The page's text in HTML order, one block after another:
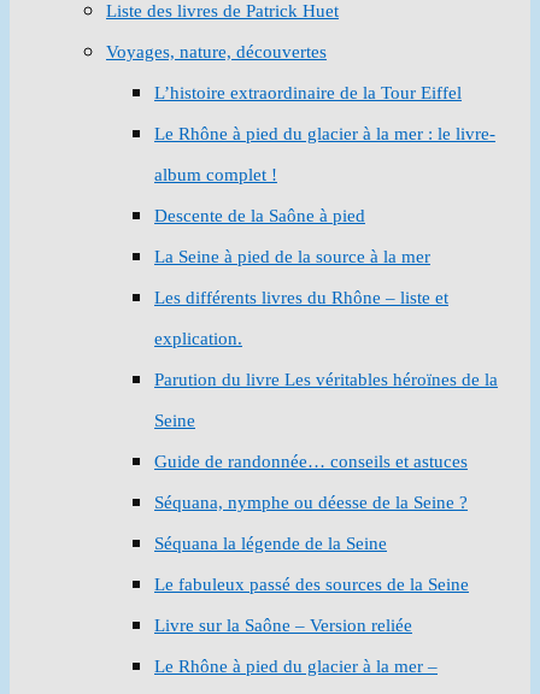
Liste des livres de Patrick Huet
Voyages, nature, découvertes
L’histoire extraordinaire de la Tour Eiffel
Le Rhône à pied du glacier à la mer : le livre-
album complet !
Descente de la Saône à pied
La Seine à pied de la source à la mer
Les différents livres du Rhône – liste et
explication.
Parution du livre Les véritables héroïnes de la
Seine
Guide de randonnée… conseils et astuces
Séquana, nymphe ou déesse de la Seine ?
Séquana la légende de la Seine
Le fabuleux passé des sources de la Seine
Livre sur la Saône – Version reliée
Le Rhône à pied du glacier à la mer –